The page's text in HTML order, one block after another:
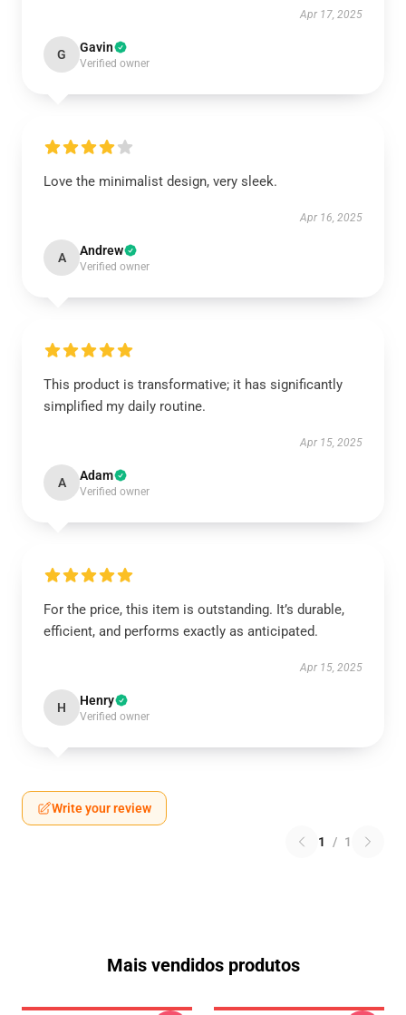
Apr 17, 2025
G Gavin
Verified owner
Love the minimalist design, very sleek.
Apr 16, 2025
A Andrew
Verified owner
This product is transformative; it has significantly
simplified my daily routine.
Apr 15, 2025
A Adam
Verified owner
For the price, this item is outstanding. It’s durable,
efficient, and performs exactly as anticipated.
Apr 15, 2025
H Henry
Verified owner
Write your review
1 / 1
Mais vendidos produtos